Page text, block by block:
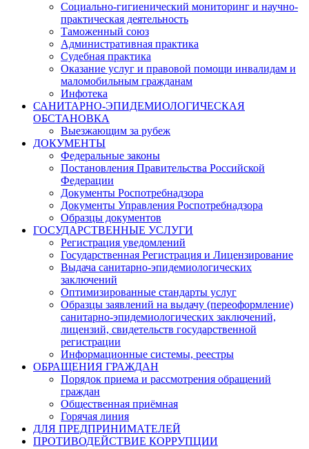
Социально-гигиенический мониторинг и научно-
практическая деятельность
Таможенный союз
Административная практика
Судебная практика
Оказание услуг и правовой помощи инвалидам и
маломобильным гражданам
Инфотека
САНИТАРНО-ЭПИДЕМИОЛОГИЧЕСКАЯ
ОБСТАНОВКА
Выезжающим за рубеж
ДОКУМЕНТЫ
Федеральные законы
Постановления Правительства Российской
Федерации
Документы Роспотребнадзора
Документы Управления Роспотребнадзора
Образцы документов
ГОСУДАРСТВЕННЫЕ УСЛУГИ
Регистрация уведомлений
Государственная Регистрация и Лицензирование
Выдача санитарно-эпидемиологических
заключений
Оптимизированные стандарты услуг
Образцы заявлений на выдачу (переоформление)
санитарно-эпидемиологических заключений,
лицензий, свидетельств государственной
регистрации
Информационные системы, реестры
ОБРАЩЕНИЯ ГРАЖДАН
Порядок приема и рассмотрения обращений
граждан
Общественная приёмная
Горячая линия
ДЛЯ ПРЕДПРИНИМАТЕЛЕЙ
ПРОТИВОДЕЙСТВИЕ КОРРУПЦИИ